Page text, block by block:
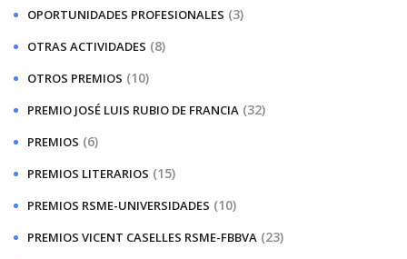
OPORTUNIDADES PROFESIONALES (3)
OTRAS ACTIVIDADES (8)
OTROS PREMIOS (10)
PREMIO JOSÉ LUIS RUBIO DE FRANCIA (32)
PREMIOS (6)
PREMIOS LITERARIOS (15)
PREMIOS RSME-UNIVERSIDADES (10)
PREMIOS VICENT CASELLES RSME-FBBVA (23)